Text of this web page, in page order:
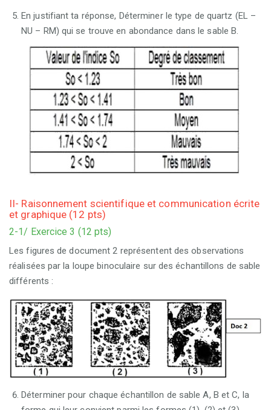
En justifiant ta réponse, Déterminer le type de quartz (EL –
NU – RM) qui se trouve en abondance dans le sable B.
II- Raisonnement scientifique et communication écrite
et graphique (12 pts)
2-1/ Exercice 3 (12 pts)
Les figures de document 2 représentent des observations
réalisées par la loupe binoculaire sur des échantillons de sable
différents :
Déterminer pour chaque échantillon de sable A, B et C, la